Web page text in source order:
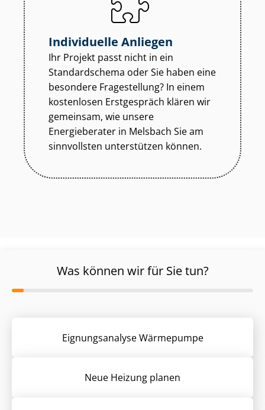
Individuelle Anliegen
Ihr Projekt passt nicht in ein
Standardschema oder Sie haben eine
besondere Fragestellung? In einem
kostenlosen Erstgespräch klären wir
gemeinsam, wie unsere
Energieberater in Melsbach Sie am
sinnvollsten unterstützen können.
Was können wir für Sie tun?
Eignungsanalyse Wärmepumpe
Neue Heizung planen